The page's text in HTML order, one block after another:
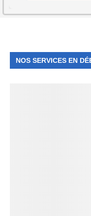
NOS SERVICES EN